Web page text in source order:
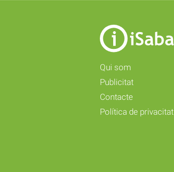
Qui som
Publicitat
Contacte
Política de privacitat